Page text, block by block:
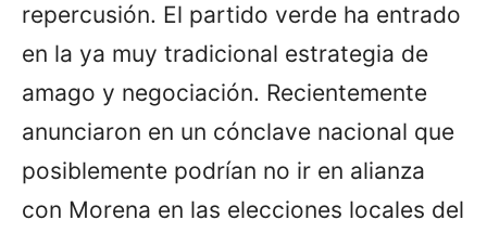
repercusión. El partido verde ha entrado
en la ya muy tradicional estrategia de
amago y negociación. Recientemente
anunciaron en un cónclave nacional que
posiblemente podrían no ir en alianza
con Morena en las elecciones locales del